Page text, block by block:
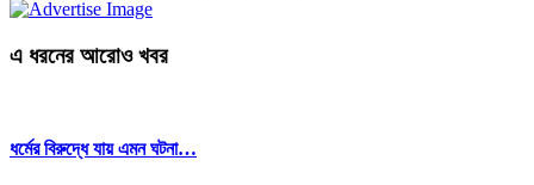
এ ধরনের আরোও খবর
ধর্মের বিরুদ্ধে যায় এমন ঘটনা…